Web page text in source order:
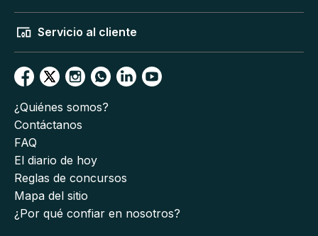
Servicio al cliente
¿Quiénes somos?
Contáctanos
FAQ
El diario de hoy
Reglas de concursos
Mapa del sitio
¿Por qué confiar en nosotros?